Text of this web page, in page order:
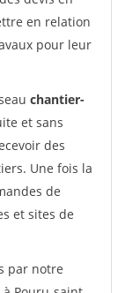
en relation
pour leur
chantier-
et sans
des
Une fois la
de
et sites de
par notre